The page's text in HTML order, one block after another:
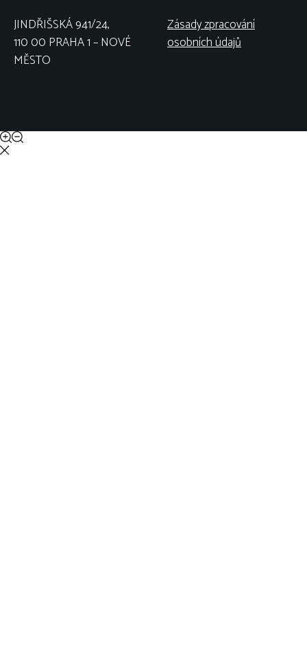
JINDŘIŠSKÁ 941/24,
110 00 PRAHA 1 – NOVÉ
MĚSTO
Zásady zpracování
osobních údajů